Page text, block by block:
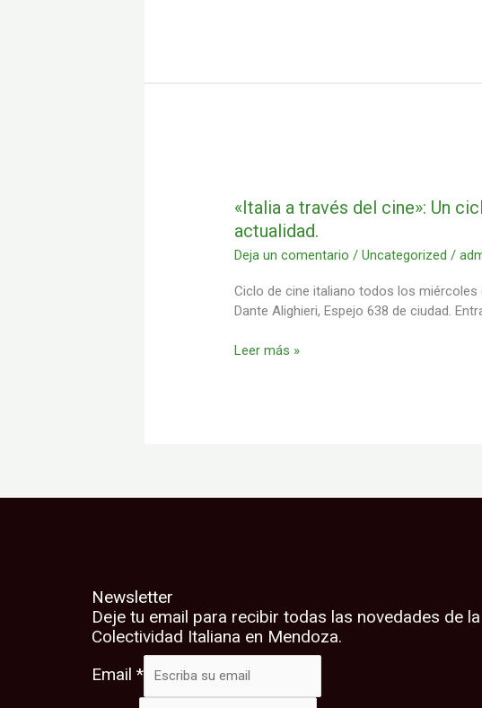
«Italia a través del cine»: Un
actualidad.
Deja un comentario /Uncategorized /
Ciclo de cine italiano todos los miércoles
Dante Alighieri, Espejo 638 de ciudad.
través
del
ciclo
de
cine
inquietante
yLeer más »
Newsletter
Deje tu email para recibir todas las novedades de la
Colectividad Italiana en Mendoza.
Email *